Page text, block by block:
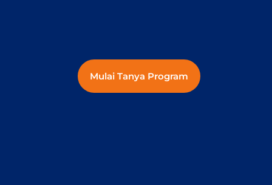
Mulai Tanya Program